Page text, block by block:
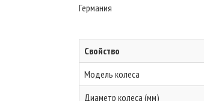
Германия
Свойство
Модель колеса
Диаметр колеса (мм)